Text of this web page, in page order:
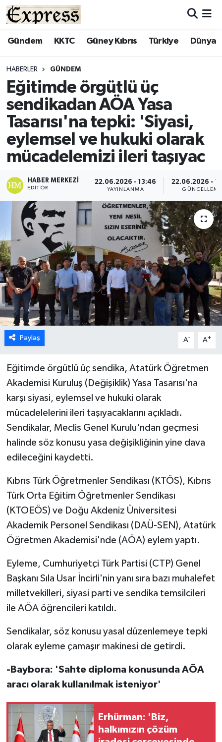
Gündem KKTC Güney Kıbrıs Türkiye Dünya
HABERLER GÜNDEM
Eğitimde örgütlü üç
sendikadan AÖA Yasa
Tasarısı'na tepki: 'Siyasi,
eylemsel ve hukuki olarak
mücadelemizi ileri taşıyac
HABER MERKEZI
EDITÖR
22.06.2026 - 13:46
YAYINLANMA
22.06.2026 -
GÜNCELLEME
Paylaş A- A+
Eğitimde örgütlü üç sendika, Atatürk Öğretmen
Akademisi Kuruluş (Değişiklik) Yasa Tasarısı'na
karşı siyasi, eylemsel ve hukuki olarak
mücadelelerini ileri taşıyacaklarını açıkladı.
Sendikalar, Meclis Genel Kurulu'ndan geçmesi
halinde söz konusu yasa değişikliğinin yine dava
edileceğini kaydetti.
Kıbrıs Türk Öğretmenler Sendikası (KTÖS), Kıbrıs
Türk Orta Eğitim Öğretmenler Sendikası
(KTOEÖS) ve Doğu Akdeniz Üniversitesi
Akademik Personel Sendikası (DAÜ-SEN), Atatürk
Öğretmen Akademisi'nde (AÖA) eylem yaptı.
Eyleme, Cumhuriyetçi Türk Partisi (CTP) Genel
Başkanı Sıla Usar İncirli'nin yanı sıra bazı muhalefet
milletvekilleri, siyasi parti ve sendika temsilcileri
ile AÖA öğrencileri katıldı.
Sendikalar, söz konusu yasal düzenlemeye tepki
olarak eyleme çamaşır makinesi de getirdi.
-Baybora: 'Sahte diploma konusunda AÖA
aracı olarak kullanılmak isteniyor'
Erhürman: 'Biz,
halkımızın çözüm
ALAYKÖY
BİLİM
ÇATALKÖY
DÜNYA
EĞİTİM
EKONOMİ
ENGLISH
ESENTEPE
GAZİMAĞUSA
GİRNE
GÜNDEM
GÜNEY KIBRIS
İÇ HABERLER
LAPTA
LEFKOŞA
Nöbetçi Eczaneler
ÖZEL HABER
SAĞLIK
SİYASET
SPOR
TEKNOLOJİ
TİCARET
Hava Durumu
Süper Lig Puan Durumu ve Fikstür
Tüm Manşetler
Son Dakika Haberleri
Haber Arşivi